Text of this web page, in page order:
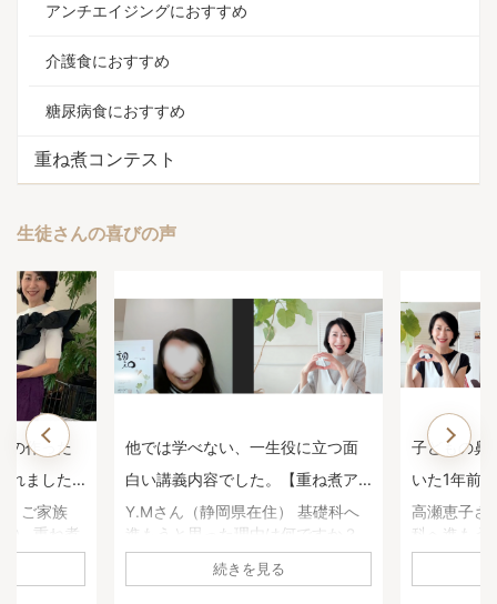
アンチエイジングにおすすめ
介護食におすすめ
糖尿病食におすすめ
重ね煮コンテスト
生徒さんの喜びの声
の作った
れました
科生徒さ
ご家族
） 重ね煮
に悩んで
他では学べない、一生役に立つ面
白い講義内容でした。【重ね煮ア
カデミー基礎科生徒さんのお声】
Y.Mさん（静岡県在住） 基礎科へ
進もうと思った理由は何ですか？
養生科がとても面白かったので、
続けようと思いました。1年を通し
続きを見る
子どもの鼻
いた1年前
煮アカデミ
高瀬恵子さ
科へ進もう
か？ 養生